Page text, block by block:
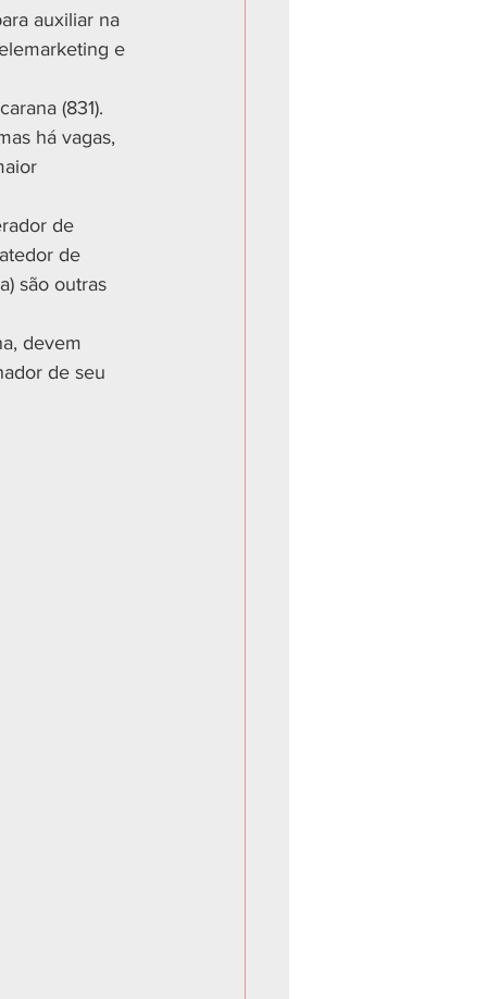
auxiliar na
e
(831).
há vagas,
de
de
são outras
devem
de seu